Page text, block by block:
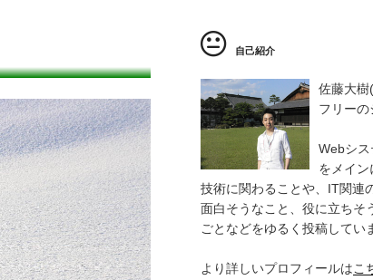
自己紹介
佐藤大樹
フリーの
Webシ
をメイン
技術に関わることや、IT関連
面白そうなこと、役に立ちそ
ごとなどをゆるく投稿してい
より詳しいプロフィールはこ